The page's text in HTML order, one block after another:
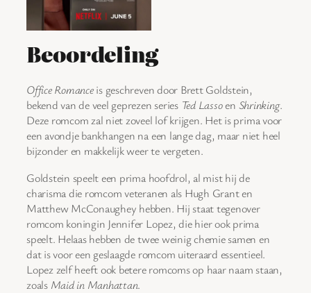
Beoordeling
Office Romanceis geschreven door Brett Goldstein,
bekend van de veel geprezen series Ted Lassoen Shrinking.
Deze romcom zal niet zoveel lof krijgen. Het is prima voor
een avondje bankhangen na een lange dag, maar niet heel
bijzonder en makkelijk weer te vergeten.
Goldstein speelt een prima hoofdrol, al mist hij de
charisma die romcom veteranen als Hugh Grant en
Matthew McConaughey hebben. Hij staat tegenover
romcom koningin Jennifer Lopez, die hier ook prima
speelt. Helaas hebben de twee weinig chemie samen en
dat is voor een geslaagde romcom uiteraard essentieel.
Lopez zelf heeft ook betere romcoms op haar naam staan,
zoals Maid in Manhattan.